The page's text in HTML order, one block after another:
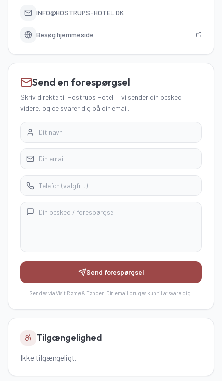
INFO@HOSTRUPS-HOTEL.DK
Besøg hjemmeside
Send en forespørgsel
Skriv direkte til Hostrups Hotel — vi sender din besked
videre, og de svarer dig på din email.
Send forespørgsel
Sendes via Visit Rømø & Tønder. Din email bruges kun til at svare dig.
Tilgængelighed
Ikke tilgængeligt.